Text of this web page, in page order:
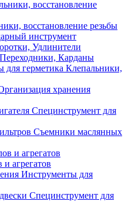
восстановление резьбы
инструмент
Удлинители
Переходники, Карданы
Клепальники,
хранения
Специнструмент для
Съемники маслянных
агрегатов
Инструменты для
Специнструмент для